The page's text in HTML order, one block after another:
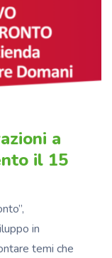
a
il 15
in
temi che